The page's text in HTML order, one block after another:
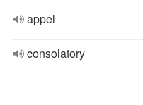
appel
consolatory